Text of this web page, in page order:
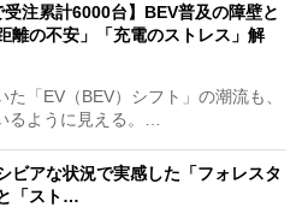
受注累計6000台】BEV普及の障壁と
離の不安」「充電のストレス」解
「EV（BEV）シフト」の潮流も、
るように見える。…
ビアな状況で実感した「フォレスタ
「スト…